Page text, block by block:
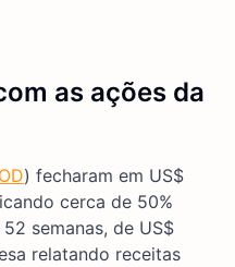
as ações da
) fecharam em US$
cerca de 50%
semanas, de US$
relatando receitas